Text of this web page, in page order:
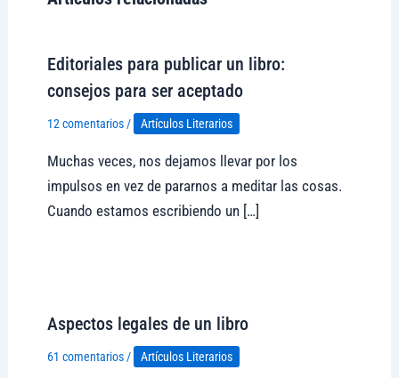
Editoriales para publicar un libro:
consejos para ser aceptado
12 comentarios / Artículos Literarios
Muchas veces, nos dejamos llevar por los
impulsos en vez de pararnos a meditar las cosas.
Cuando estamos escribiendo un […]
Aspectos legales de un libro
61 comentarios / Artículos Literarios